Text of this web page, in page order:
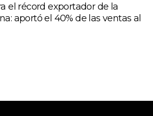
el récord exportador de la
aportó el 40% de las ventas al